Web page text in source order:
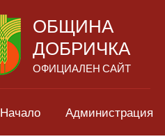
ОБЩИНА
ДОБРИЧКА
ОФИЦИАЛЕН САЙТ
Начало Администрация